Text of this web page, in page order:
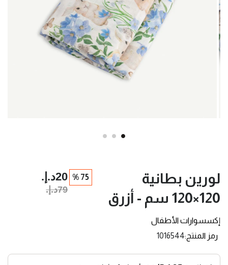
لورين بطانية
120×120 سم - أزرق
إكسسوارات الأطفال
رمز المنتج 1016544
75 % 20د.إ.‏
79د.إ.‏